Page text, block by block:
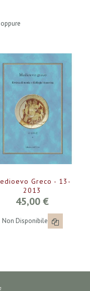
Greco - 13-
2013
45,00 €
Non Disponibile